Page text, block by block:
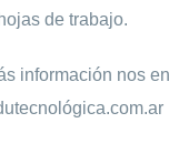
de trabajo.
información nos